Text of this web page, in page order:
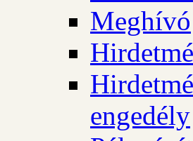
Meghívó
engedély